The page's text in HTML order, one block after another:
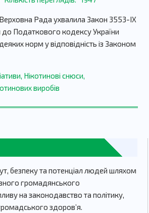
Рада ухвалила Закон 3553-ІХ
до Податкового кодексу України
норм у відповідність із Законом
, Нікотинові снюси,
виробів
безпеку та потенціал людей шляхом
громадянського
на законодавство та політику,
здоров’я.